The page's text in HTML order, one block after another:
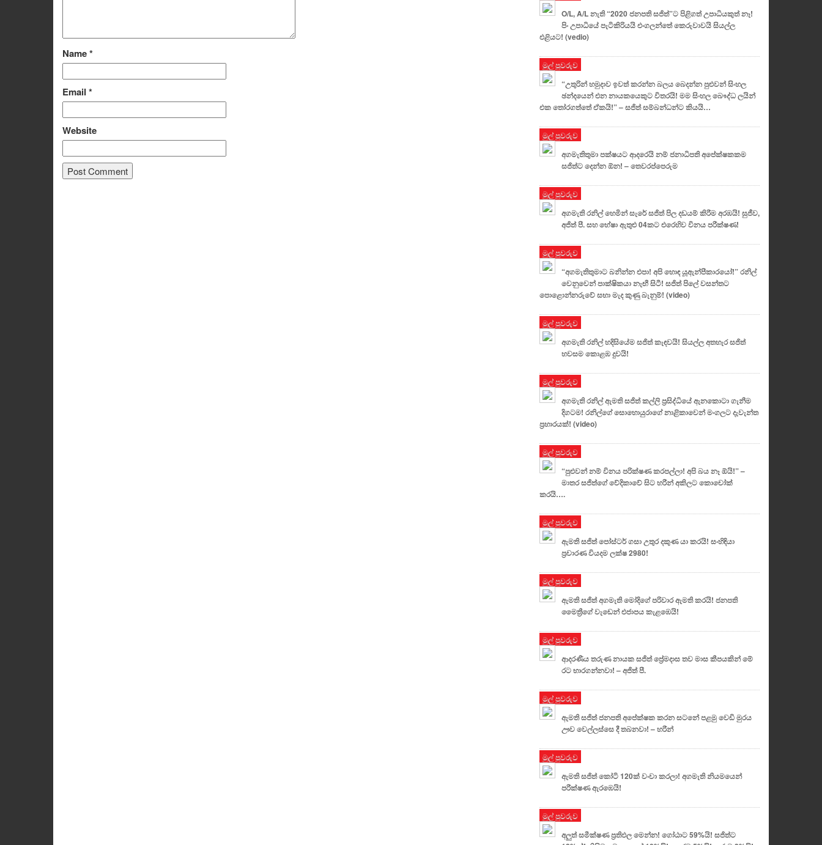
Name*
Email *
Website
O/L, A/L නැති “2020 ජනපති සජිත්”ට පිළිගත් උපාධියකුත් නෑ!
පිං උපාධියේ පැටිකිරියයි එංගලන්තේ කෙරුවාවයි සියල්ල
එළියට! (vedio)
මුල් පුවරුව
“උතුරින් හමුදාව ඉවත් කරන්න බලය බෙදන්න පුළුවන් සිංහල
ඡන්දයෙන් එන නායකයෙකුට විතරයි! මම සිංහල බෞද්ධ ලයින්
එක තෝරගත්තේ ඒකයි!” – සජිත් සම්බන්ධන්ට කියයි…
මුල් පුවරුව
අගමැතිතුමා පක්ෂයට ආදරෙයි නම් ජනාධිපති අපේක්ෂකකම
සජිත්ට දෙන්න ඕන! – තෙවරප්පෙරුම
මුල් පුවරුව
අගමැති රනිල් හෙමින් සැරේ සජිත් පිල දඩයම් කිරීම අරඹයි! සුජීව,
අජිත් පී. සහ හේෂා ඇතුළු 04කට එරෙහිව විනය පරීක්ෂණ!
මුල් පුවරුව
“අගමැතිතුමාට බනින්න එපා! අපි හොඳ යූඇන්පීකාරයෝ!” රනිල්
වෙනුවෙන් පාක්ෂිකයා නැඟී සිටී! සජිත් පිලේ වසන්තට
පොළොන්නරුවේ සභා මැද කුණු බැනුම්! (video)
මුල් පුවරුව
අගමැති රනිල් හදිසියේම සජිත් කැඳවයි! සියල්ල අතහැර සජිත්
හවසම කොළඹ දුවයි!
මුල් පුවරුව
අගමැති රනිල් ඇමති සජිත් කල්ලි ප්‍රසිද්ධියේ ඇනකොටා ගැනීම
දිගටම! රනිල්ගේ සොහොයුරාගේ නාළිකාවෙන් මංගලට දැවැන්ත
ප්‍රහාරයක්! (video)
මුල් පුවරුව
“පුළුවන් නම් විනය පරික්ෂණ කරපල්ලා! අපි බය නෑ ඕයි!” –
මාතර සජිත්ගේ වේදිකාවේ සිට හරීන් අකිලට කොචෝක්
කරයි….
මුල් පුවරුව
ඇමති සජිත් පෝස්ටර් ගසා උතුර දකුණ යා කරයි! සංහිඳියා
ප්‍රචාරණ වියදම ලක්ෂ 2980!
මුල් පුවරුව
ඇමති සජිත් අගමැති මෝදිගේ පරිවාර ඇමති කරයි! ජනපති
මෛත්‍රීගේ වැඩෙන් එජාපය කැළඹෙයි!
මුල් පුවරුව
ආදරණීය තරුණ නායක සජිත් ප්‍රේමදාස තව මාස කීපයකින් මේ
රට භාරගන්නවා! – අජිත් පී.
මුල් පුවරුව
ඇමති සජිත් ජනපති අපේක්ෂක කරන සටනේ පළමු වෙඩි මුරය
ඌව වෙල්ලස්සෙ දී තබනවා! – හරීන්
මුල් පුවරුව
ඇමති සජිත් කෝටි 120ක් වංචා කරලා! අගමැති නියමයෙන්
පරීක්ෂණ ඇරඹෙයි!
මුල් පුවරුව
අලුත් සමීක්ෂණ ප්‍රතිඵල මෙන්න! ගෝඨාට 59%යි! සජිත්ට